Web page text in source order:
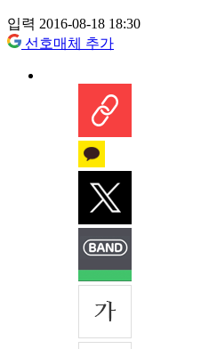
입력 2016-08-18 18:30
선호매체 추가